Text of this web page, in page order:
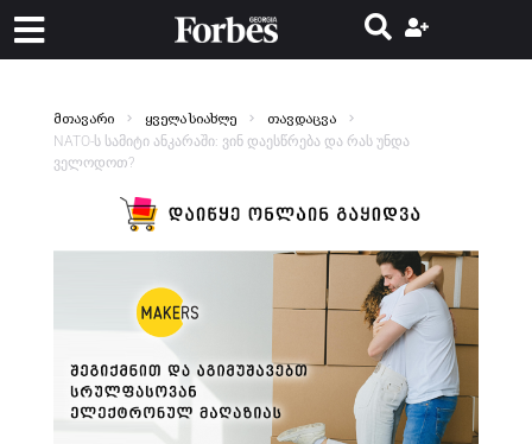
მთავარი ყველა სიახლე თავდაცვა
NATO-ს სამიტი ანკარაში: ვინ დაესწრება და რას უნდა
ველოდოთ?